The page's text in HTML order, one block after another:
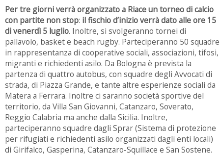
Per tre giorni verrà organizzato a Riace un torneo di calcio
con partite non stop: il fischio d’inizio verrà dato alle ore 15
di venerdì 5 luglio. Inoltre, si svolgeranno tornei di
pallavolo, basket e beach rugby. Parteciperanno 50 squadre
in rappresentanza di cooperative sociali, associazioni, tifosi,
migranti e richiedenti asilo. Da Bologna è prevista la
partenza di quattro autobus, con squadre degli Avvocati di
strada, di Piazza Grande, e tante altre esperienze sociali da
Matera a Ferrara. Inoltre ci saranno società sportive del
territorio, da Villa San Giovanni, Catanzaro, Soverato,
Reggio Calabria ma anche dalla Sicilia. Inoltre,
parteciperanno squadre dagli Sprar (Sistema di protezione
per rifugiati e richiedenti asilo organizzati dagli enti locali)
di Girifalco, Gasperina, Catanzaro-Squillace e San Sostene.